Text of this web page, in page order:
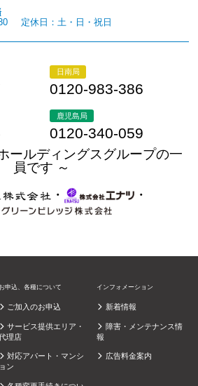
定休日：土・日・祝日
日南局
0120-983-386
鹿児島局
0120-340-059
ールディングスグループの一
員です ～
・
・
申込、各種について
ご加入のお申込
サービス提供エリア・
理店
対応アパート・マンシ
ョン
インフォメーション
新着情報
障害・メンテナンス情
報
広告料金案内